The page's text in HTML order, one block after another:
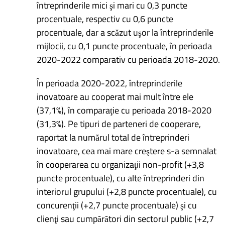
întreprinderile mici şi mari cu 0,3 puncte
procentuale, respectiv cu 0,6 puncte
procentuale, dar a scăzut uşor la întreprinderile
mijlocii, cu 0,1 puncte procentuale, în perioada
2020-2022 comparativ cu perioada 2018-2020.
În perioada 2020-2022, întreprinderile
inovatoare au cooperat mai mult între ele
(37,1%), în comparaţie cu perioada 2018-2020
(31,3%). Pe tipuri de parteneri de cooperare,
raportat la numărul total de întreprinderi
inovatoare, cea mai mare creştere s-a semnalat
în cooperarea cu organizaţii non-profit (+3,8
puncte procentuale), cu alte întreprinderi din
interiorul grupului (+2,8 puncte procentuale), cu
concurenţii (+2,7 puncte procentuale) şi cu
clienţi sau cumpărători din sectorul public (+2,7